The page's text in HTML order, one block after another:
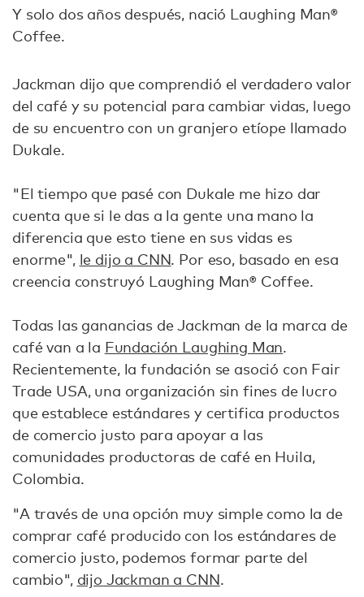
Y solo dos años después, nació Laughing Man®
Coffee.
Jackman dijo que comprendió el verdadero valor
del café y su potencial para cambiar vidas, luego
de su encuentro con un granjero etíope llamado
Dukale.
"El tiempo que pasé con Dukale me hizo dar
cuenta que si le das a la gente una mano la
diferencia que esto tiene en sus vidas es
enorme", le dijo a CNN. Por eso, basado en esa
creencia construyó Laughing Man® Coffee.
Todas las ganancias de Jackman de la marca de
café van a la Fundación Laughing Man.
Recientemente, la fundación se asoció con Fair
Trade USA, una organización sin fines de lucro
que establece estándares y certifica productos
de comercio justo para apoyar a las
comunidades productoras de café en Huila,
Colombia.
"A través de una opción muy simple como la de
comprar café producido con los estándares de
comercio justo, podemos formar parte del
cambio", dijo Jackman a CNN.